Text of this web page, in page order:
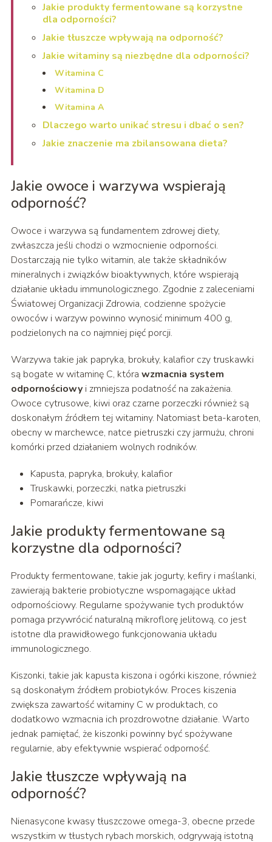
Jakie produkty fermentowane są korzystne
dla odporności?
Jakie tłuszcze wpływają na odporność?
Jakie witaminy są niezbędne dla odporności?
Witamina C
Witamina D
Witamina A
Dlaczego warto unikać stresu i dbać o sen?
Jakie znaczenie ma zbilansowana dieta?
Jakie owoce i warzywa wspierają
odporność?
Owoce i warzywa są fundamentem zdrowej diety,
zwłaszcza jeśli chodzi o wzmocnienie odporności.
Dostarczają nie tylko witamin, ale także składników
mineralnych i związków bioaktywnych, które wspierają
działanie układu immunologicznego. Zgodnie z zaleceniami
Światowej Organizacji Zdrowia, codzienne spożycie
owoców i warzyw powinno wynosić minimum 400 g,
podzielonych na co najmniej pięć porcji.
Warzywa takie jak papryka, brokuły, kalafior czy truskawki
są bogate w witaminę C, która wzmacnia system
odpornościowyi zmniejsza podatność na zakażenia.
Owoce cytrusowe, kiwi oraz czarne porzeczki również są
doskonałym źródłem tej witaminy. Natomiast beta-karoten,
obecny w marchewce, natce pietruszki czy jarmużu, chroni
komórki przed działaniem wolnych rodników.
Kapusta, papryka, brokuły, kalafior
Truskawki, porzeczki, natka pietruszki
Pomarańcze, kiwi
Jakie produkty fermentowane są
korzystne dla odporności?
Produkty fermentowane, takie jak jogurty, kefiry i maślanki,
zawierają bakterie probiotyczne wspomagające układ
odpornościowy. Regularne spożywanie tych produktów
pomaga przywrócić naturalną mikroflorę jelitową, co jest
istotne dla prawidłowego funkcjonowania układu
immunologicznego.
Kiszonki, takie jak kapusta kiszona i ogórki kiszone, również
są doskonałym źródłem probiotyków. Proces kiszenia
zwiększa zawartość witaminy C w produktach, co
dodatkowo wzmacnia ich prozdrowotne działanie. Warto
jednak pamiętać, że kiszonki powinny być spożywane
regularnie, aby efektywnie wspierać odporność.
Jakie tłuszcze wpływają na
odporność?
Nienasycone kwasy tłuszczowe omega-3, obecne przede
wszystkim w tłustych rybach morskich, odgrywają istotną